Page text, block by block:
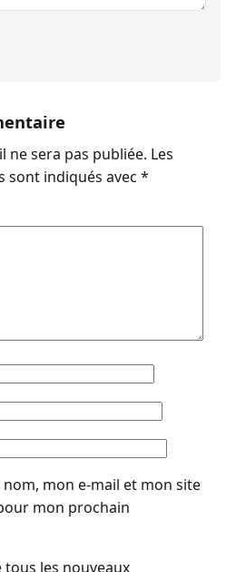
ne sera pas publiée. Les
sont indiqués avec *
mon e-mail et mon site
mon prochain
tous les nouveaux